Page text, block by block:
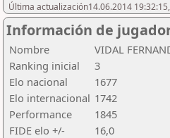
Última actualización14.06.2014
Información de
Nombre
VIDAL
Ranking inicial
3
Elo nacional
1677
Elo internacional 1742
Performance
1845
FIDE elo +/-
16,0